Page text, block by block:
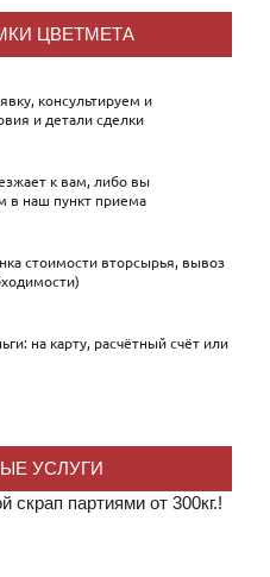
ЦВЕТМЕТА
консультируем и
и детали сделки
к вам, либо вы
в наш пункт приема
стоимости вторсырья, вывоз
на карту, расчётный счёт или
УСЛУГИ
скрап партиями от 300кг.!